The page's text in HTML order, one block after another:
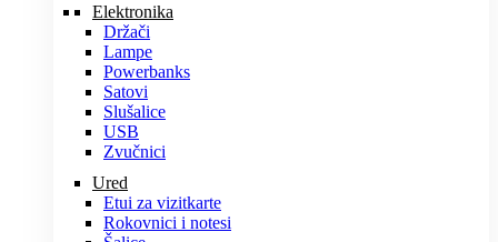
Elektronika
Držači
Lampe
Powerbanks
Satovi
Slušalice
USB
Zvučnici
Ured
Etui za vizitkarte
Rokovnici i notesi